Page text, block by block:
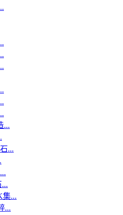
...
...
集...
...